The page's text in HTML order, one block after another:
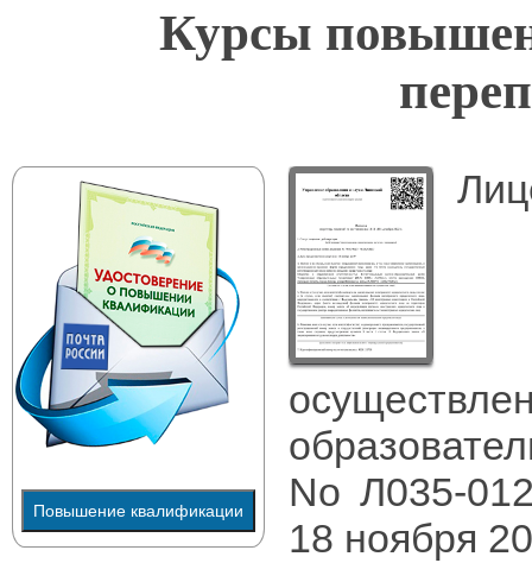
Курсы
Повышение квалификации
No Л035-
18 ноября